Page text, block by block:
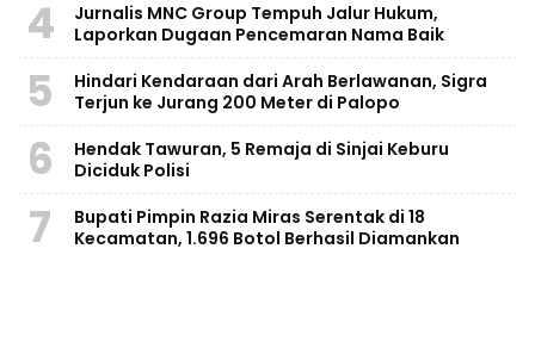
4
Jurnalis MNC Group Tempuh Jalur Hukum,
Laporkan Dugaan Pencemaran Nama Baik
5
Hindari Kendaraan dari Arah Berlawanan, Sigra
Terjun ke Jurang 200 Meter di Palopo
6
Hendak Tawuran, 5 Remaja di Sinjai Keburu
Diciduk Polisi
7
Bupati Pimpin Razia Miras Serentak di 18
Kecamatan, 1.696 Botol Berhasil Diamankan